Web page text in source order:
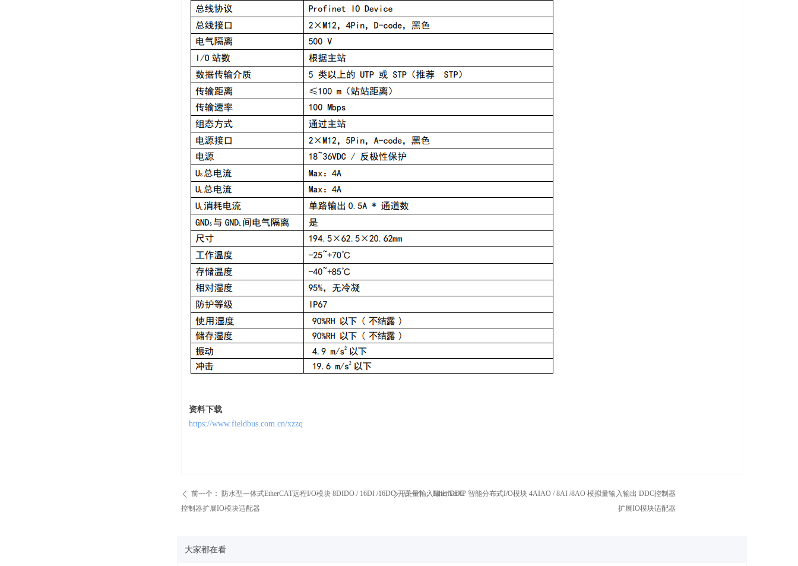
资料下载
https://www.fieldbus.com.cn/xzzq
大家都在看
ꄴ 前一个：
防水型一体式EtherCAT远程I/O模块 8DIDO / 16DI /16DO 开关量输入输出 DDC
控制器扩展IO模块适配器
ꄲ 后一个： EtherNet/IP 智能分布式I/O模块 4AIAO / 8AI /8AO 模拟量输入输出 DDC控制器
扩展IO模块适配器